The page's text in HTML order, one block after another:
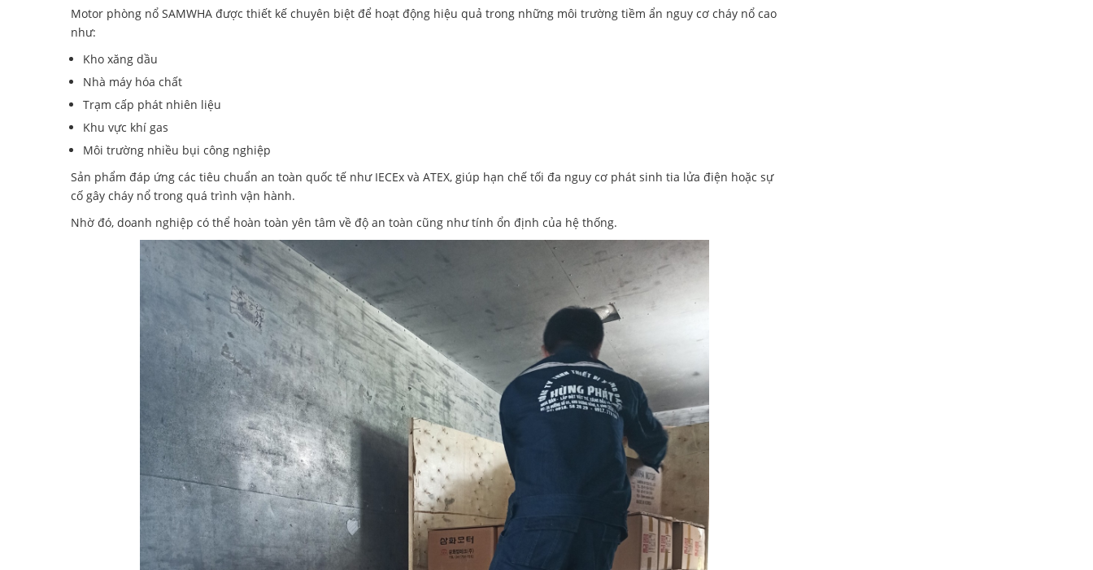
Motor phòng nổ SAMWHA được thiết kế chuyên biệt để hoạt động hiệu quả trong những môi trường tiềm ẩn nguy cơ cháy nổ cao
như:
Kho xăng dầu
Nhà máy hóa chất
Trạm cấp phát nhiên liệu
Khu vực khí gas
Môi trường nhiều bụi công nghiệp
Sản phẩm đáp ứng các tiêu chuẩn an toàn quốc tế như IECEx và ATEX, giúp hạn chế tối đa nguy cơ phát sinh tia lửa điện hoặc sự
cố gây cháy nổ trong quá trình vận hành.
Nhờ đó, doanh nghiệp có thể hoàn toàn yên tâm về độ an toàn cũng như tính ổn định của hệ thống.